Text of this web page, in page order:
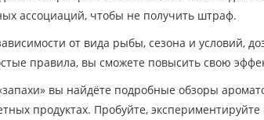
ассоциаций, чтобы не получить штраф.
от вида рыбы, сезона и условий,
правила, вы сможете повысить свою
вы найдёте подробные обзоры
продуктах. Пробуйте,